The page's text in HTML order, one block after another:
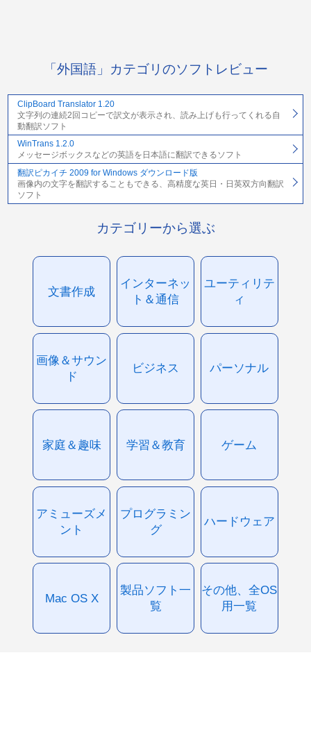
「外国語」カテゴリのソフトレビュー
ClipBoard Translator 1.20
文字列の連続2回コピーで訳文が表示され、読み上げも行ってくれる自
動翻訳ソフト
WinTrans 1.2.0
メッセージボックスなどの英語を日本語に翻訳できるソフト
翻訳ピカイチ 2009 for Windows ダウンロード版
画像内の文字を翻訳することもできる、高精度な英日・日英双方向翻訳
ソフト
カテゴリーから選ぶ
文書作成
インターネッ
ト＆通信
ユーティリテ
ィ
画像＆サウン
ド
ビジネス パーソナル
家庭＆趣味 学習＆教育 ゲーム
アミューズメ
ント
プログラミン
グ
ハードウェア
Mac OS X
製品ソフト一
覧
その他、全OS
用一覧